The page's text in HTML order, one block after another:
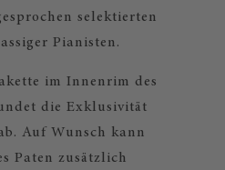
selektierten
Pianisten.
im Innenrim des
die Exklusivität
Auf Wunsch kann
Paten zusätzlich